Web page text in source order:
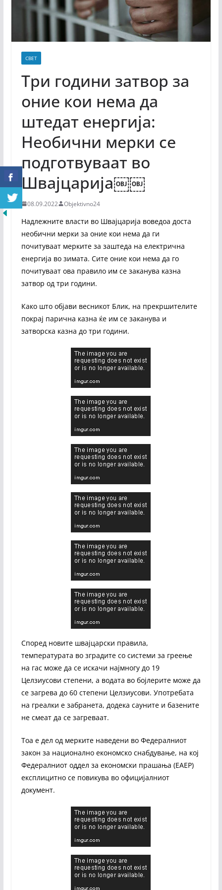
СВЕТ
Три години затвор за
оние кои нема да
штедат енергија:
Необични мерки се
подготвуваат во
Швајцарија￼￼
08.09.2022 Objektivno24
Надлежните власти во Швајцарија воведоа доста
необични мерки за оние кои нема да ги
почитуваат мерките за заштеда на електрична
енергија во зимата. Сите оние кои нема да го
почитуваат ова правило им се заканува казна
затвор од три години.
Како што објави весникот Блик, на прекршителите
покрај парична казна ќе им се заканува и
затворска казна до три години.
Според новите швајцарски правила,
температурата во зградите со системи за греење
на гас може да се искачи најмногу до 19
Целзиусови степени, а водата во бојлерите може да
се загрева до 60 степени Целзиусови. Употребата
на греалки е забранета, додека сауните и базените
не смеат да се загреваат.
Тоа е дел од мерките наведени во Федералниот
закон за национално економско снабдување, на кој
Федералниот оддел за економски прашања (ЕАЕР)
експлицитно се повикува во официјалниот
документ.